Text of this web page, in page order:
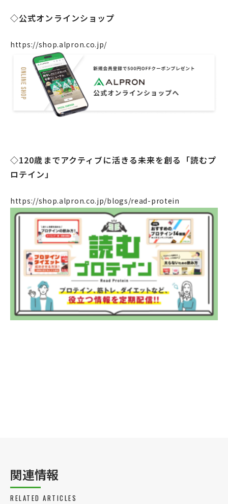
事業案内
製造・工場
社会課題への取り組み
OEM
個人のお客様 法人のお客様
◇公式オンラインショップ
https://shop.alpron.co.jp/
◇120歳までアクティブに活きる未来を創る「読むプ
ロテイン」
https://shop.alpron.co.jp/blogs/read-protein
関連情報
RELATED ARTICLES